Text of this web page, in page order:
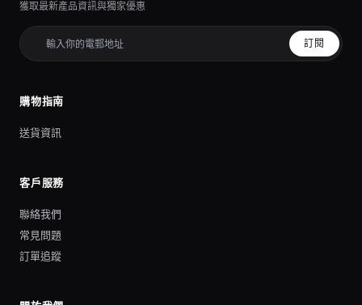
獲取最新產品資訊與獨家優惠
訂閱
購物指南
送貨資訊
客戶服務
聯絡我們
常見問題
訂單追蹤